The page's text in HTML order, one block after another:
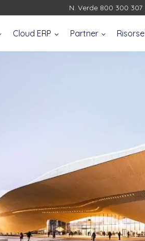
N. Verde 800 300 307
Cloud ERP Partner Risorse